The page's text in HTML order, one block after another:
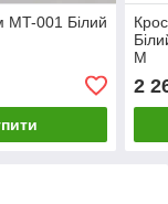
001 Білий
M
2